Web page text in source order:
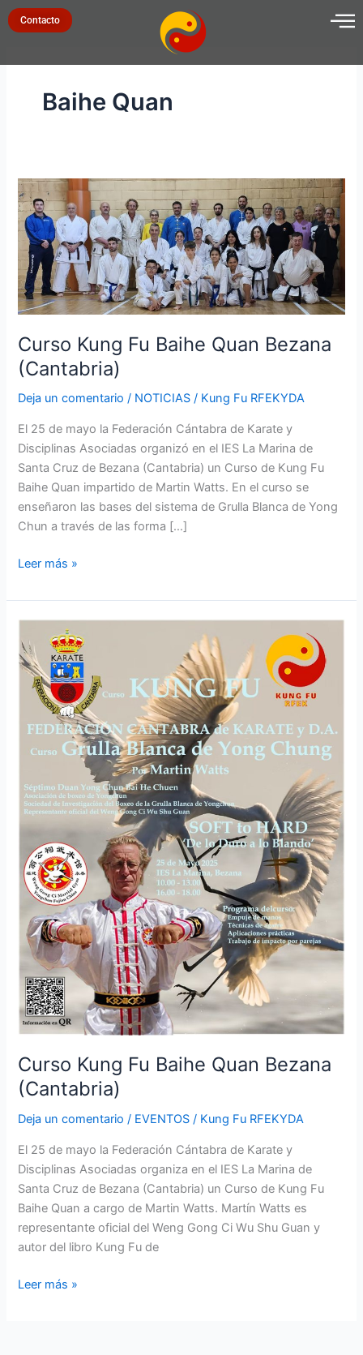
Contacto
Baihe Quan
Curso Kung Fu Baihe Quan Bezana
(Cantabria)
Deja un comentario / NOTICIAS / Kung Fu RFEKYDA
El 25 de mayo la Federación Cántabra de Karate y
Disciplinas Asociadas organizó en el IES La Marina de
Santa Cruz de Bezana (Cantabria) un Curso de Kung Fu
Baihe Quan impartido de Martin Watts. En el curso se
enseñaron las bases del sistema de Grulla Blanca de Yong
Chun a través de las forma […]
Curso
Kung
Fu
Baihe
Quan
Bezana
(Cantabria)
Leer más »
Curso Kung Fu Baihe Quan Bezana
(Cantabria)
Deja un comentario / EVENTOS / Kung Fu RFEKYDA
El 25 de mayo la Federación Cántabra de Karate y
Disciplinas Asociadas organiza en el IES La Marina de
Santa Cruz de Bezana (Cantabria) un Curso de Kung Fu
Baihe Quan a cargo de Martin Watts. Martín Watts es
representante oficial del Weng Gong Ci Wu Shu Guan y
autor del libro Kung Fu de
Kung
Fu
Baihe
Quan
Bezana
(Cantabria)
Leer más »